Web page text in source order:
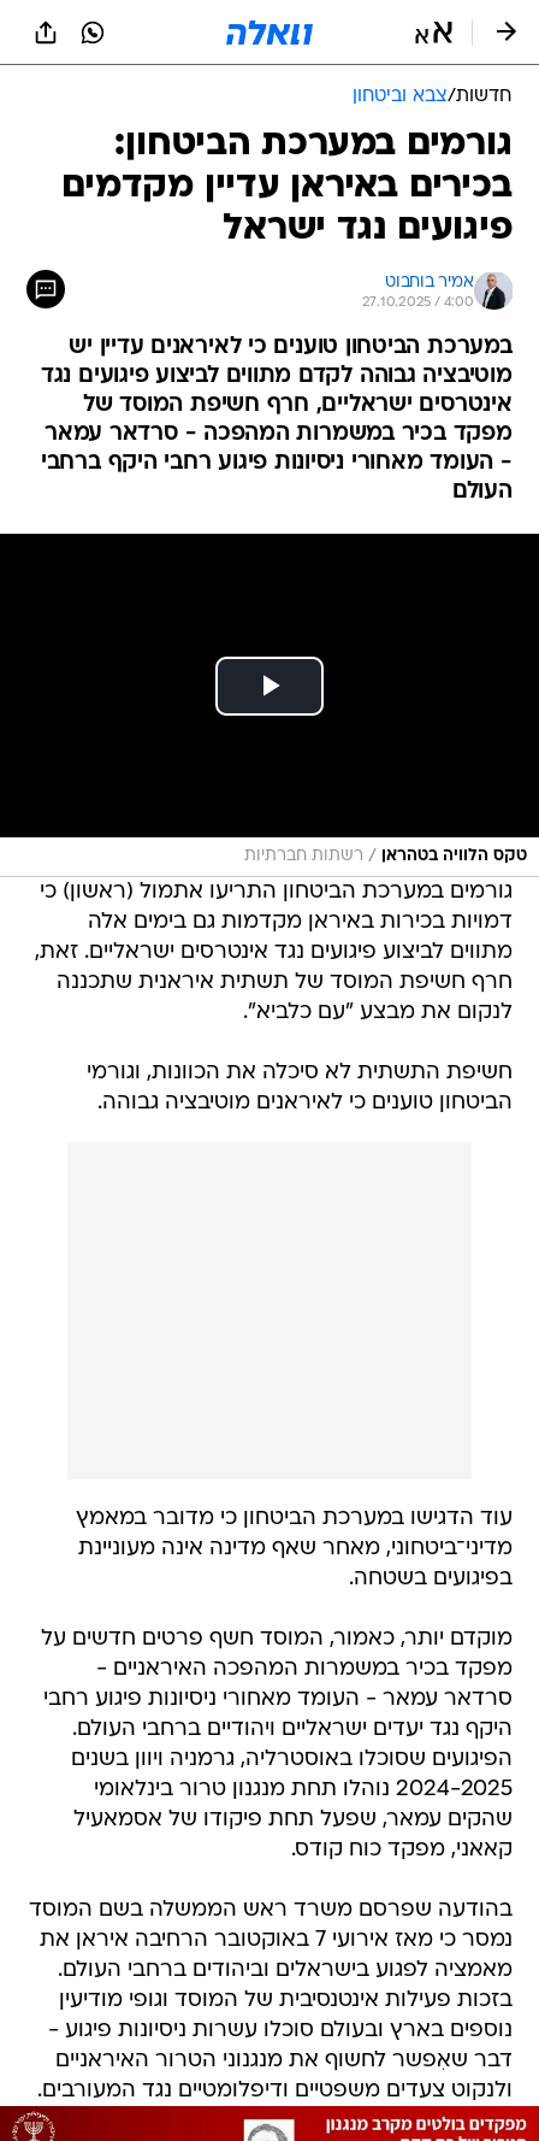
חדשות/צבא וביטחון
גורמים במערכת הביטחון:
בכירים באיראן עדיין מקדמים
פיגועים נגד ישראל
אמיר בוחבוט
27.10.2025 / 4:00
במערכת הביטחון טוענים כי לאיראנים עדיין יש
מוטיבציה גבוהה לקדם מתווים לביצוע פיגועים נגד
אינטרסים ישראליים, חרף חשיפת המוסד של
מפקד בכיר במשמרות המהפכה - סרדאר עמאר
- העומד מאחורי ניסיונות פיגוע רחבי היקף ברחבי
העולם
טקס הלוויה בטהראן / רשתות חברתיות
גורמים במערכת הביטחון התריעו אתמול (ראשון) כי
דמויות בכירות באיראן מקדמות גם בימים אלה
מתווים לביצוע פיגועים נגד אינטרסים ישראליים. זאת,
חרף חשיפת המוסד של תשתית איראנית שתכננה
לנקום את מבצע "עם כלביא".
חשיפת התשתית לא סיכלה את הכוונות, וגורמי
הביטחון טוענים כי לאיראנים מוטיבציה גבוהה.
עוד הדגישו במערכת הביטחון כי מדובר במאמץ
מדיני־ביטחוני, מאחר שאף מדינה אינה מעוניינת
בפיגועים בשטחה.
מוקדם יותר, כאמור, המוסד חשף פרטים חדשים על
מפקד בכיר במשמרות המהפכה האיראניים -
סרדאר עמאר - העומד מאחורי ניסיונות פיגוע רחבי
היקף נגד יעדים ישראליים ויהודיים ברחבי העולם.
הפיגועים שסוכלו באוסטרליה, גרמניה ויוון בשנים
2024-2025 נוהלו תחת מנגנון טרור בינלאומי
שהקים עמאר, שפעל תחת פיקודו של אסמאעיל
קאאני, מפקד כוח קודס.
בהודעה שפרסם משרד ראש הממשלה בשם המוסד
נמסר כי מאז אירועי 7 באוקטובר הרחיבה איראן את
מאמציה לפגוע בישראלים וביהודים ברחבי העולם.
בזכות פעילות אינטנסיבית של המוסד וגופי מודיעין
נוספים בארץ ובעולם סוכלו עשרות ניסיונות פיגוע -
דבר שאִפשר לחשוף את מנגנוני הטרור האיראניים
ולנקוט צעדים משפטיים ודיפלומטיים נגד המעורבים.